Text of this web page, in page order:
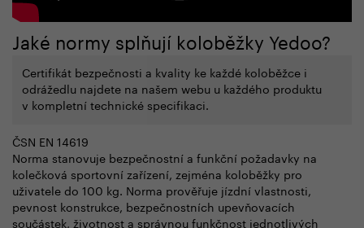
Jaké normy splňují koloběžky Yedoo?
Certifikát bezpečnosti a kvality ke každé koloběžce i
odrážedlu najdete na našem webu u každého produktu
v kompletní technické specifikaci.
ČSN EN 14619
Norma stanovuje bezpečnostní a funkční požadavky na
kolečková sportovní zařízení, zejména koloběžky pro
uživatele do 100 kg. Norma prověřuje jízdní vlastnosti,
pevnost konstrukce, bezpečnostních upevňovacích
součástek, životnost a správnou funkčnost jednotlivých